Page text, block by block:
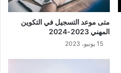
متى موعد التسجيل في التكوين
المهني 2023-2024
15 يونيو، 2023